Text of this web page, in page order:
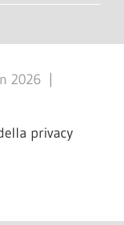
2026
privacy